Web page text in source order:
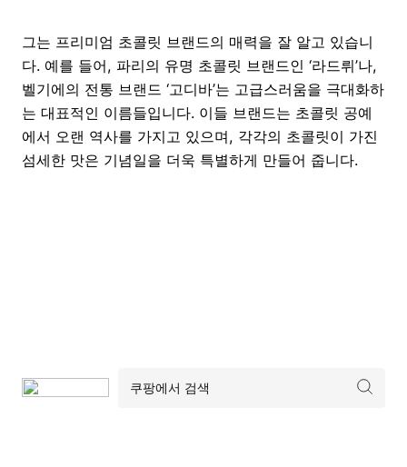
그는 프리미엄 초콜릿 브랜드의 매력을 잘 알고 있습니
다. 예를 들어, 파리의 유명 초콜릿 브랜드인 ‘라드뤼’나,
벨기에의 전통 브랜드 ‘고디바’는 고급스러움을 극대화하
는 대표적인 이름들입니다. 이들 브랜드는 초콜릿 공예
에서 오랜 역사를 가지고 있으며, 각각의 초콜릿이 가진
섬세한 맛은 기념일을 더욱 특별하게 만들어 줍니다.